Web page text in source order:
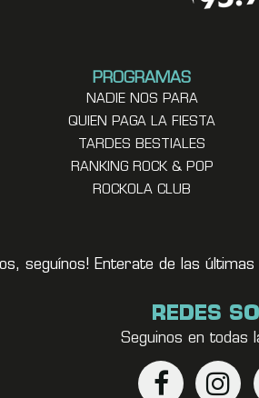
PROGRAMAS
NADIE NOS PARA
QUIEN PAGA LA FIESTA
TARDES BESTIALES
RANKING ROCK & POP
ROCKOLA CLUB
seguínos! Enterate de las
REDES
Seguinos en todas